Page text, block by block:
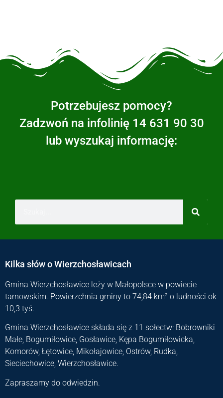
Potrzebujesz pomocy?
Zadzwoń na infolinię 14 631 90 30
lub wyszukaj informację:
Kilka słów o Wierzchosławicach
Gmina Wierzchosławice leży w Małopolsce w powiecie
tarnowskim. Powierzchnia gminy to 74,84 km² o ludności ok
10,3 tyś.
Gmina Wierzchosławice składa się z 11 sołectw: Bobrowniki
Małe, Bogumiłowice, Gosławice, Kępa Bogumiłowicka,
Komorów, Łętowice, Mikołajowice, Ostrów, Rudka,
Sieciechowice, Wierzchosławice.
Zapraszamy do odwiedzin.